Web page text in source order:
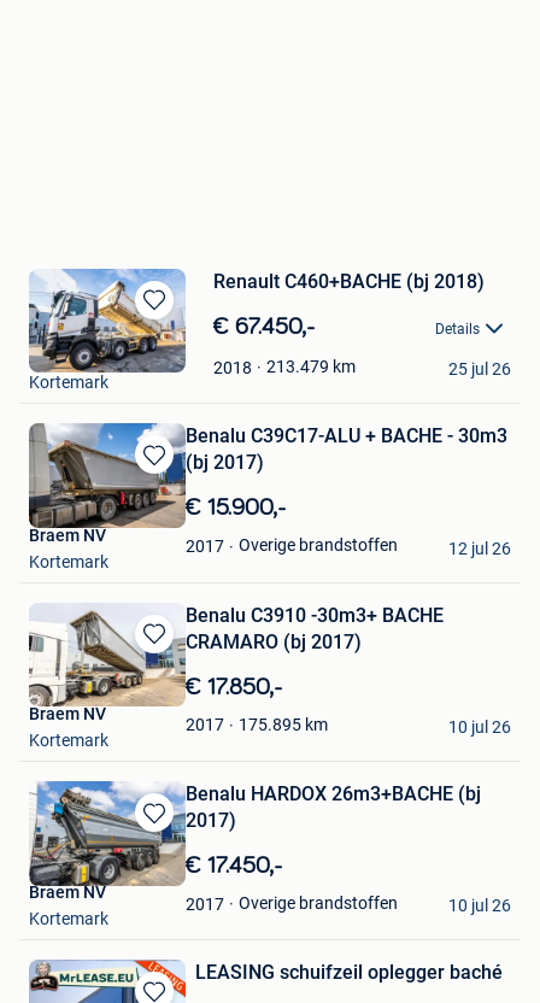
Bewaren
in
Mijn
Renault C460+BACHE (bj 2018)
€ 67.450,- Details
2018 213.479 km
Braem NV
Kortemark
25 jul 26
Bewaren
in
Mijn
Favorieten
Benalu C39C17-ALU + BACHE - 30m3
(bj 2017)
€ 15.900,-
2017 Overige brandstoffen
Braem NV
Kortemark
12 jul 26
Bewaren
in
Mijn
Favorieten
Benalu C3910 -30m3+ BACHE
CRAMARO (bj 2017)
€ 17.850,-
2017 175.895 km
Braem NV
Kortemark
10 jul 26
Bewaren
in
Mijn
Favorieten
Benalu HARDOX 26m3+BACHE (bj
2017)
€ 17.450,-
2017 Overige brandstoffen
Braem NV
Kortemark
10 jul 26
LEASING schuifzeil oplegger baché